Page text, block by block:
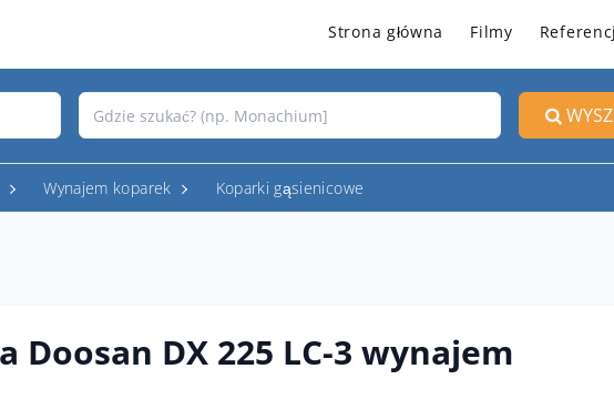
Strona główna Filmy
Wynajem koparek Koparki gąsienicowe
Doosan DX 225 LC-3 wynajem